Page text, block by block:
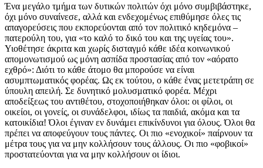
Ένα μεγάλο τμήμα των δυτικών πολιτών όχι μόνο συμβιβάστηκε,
όχι μόνο συναίνεσε, αλλά και ενδεχομένως επιθύμησε όλες τις
απαγορεύσεις που εκπορεύονται από τον πολιτικό κηδεμόνα –
πατερούλη του, για «το καλό το δικό του και της υγείας του».
Υιοθέτησε άκριτα και χωρίς δισταγμό κάθε ιδέα κοινωνικού
απομονωτισμού ως μόνη ασπίδα προστασίας από τον «αόρατο
εχθρό»: Διότι το κάθε άτομο θα μπορούσε να είναι
ασυμπτωματικός φορέας. Ως εκ τούτου, ο κάθε ένας μετετράπη σε
ύπουλη απειλή. Σε δυνητικό μολυσματικό φορέα. Μέχρι
αποδείξεως του αντιθέτου, στοχοποιήθηκαν όλοι: οι φίλοι, οι
οικείοι, οι γονείς, οι συνάδελφοι, ιδίως τα παιδιά, ακόμα και τα
κατοικίδια! Όλοι έγιναν εν δυνάμει επικίνδυνοι για όλους. Όλοι θα
πρέπει να αποφεύγουν τους πάντες. Οι πιο «ενοχικοί» παίρνουν τα
μέτρα τους για να μην κολλήσουν τους άλλους. Οι πιο «φοβικοί»
προστατεύονται για να μην κολλήσουν οι ίδιοι.